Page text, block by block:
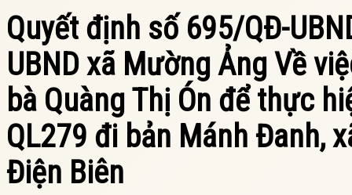
Quyết định số 695/QĐ-
UBND xã Mường Ảng Về
bà Quàng Thị Ón để thực
QL279 đi bản Mánh Đanh,
Điện Biên